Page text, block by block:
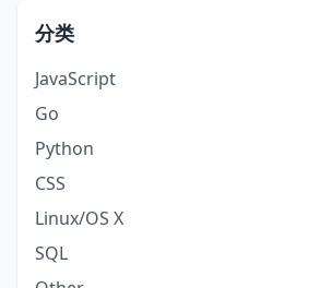
分类
JavaScript
Go
Python
CSS
Linux/OS X
SQL